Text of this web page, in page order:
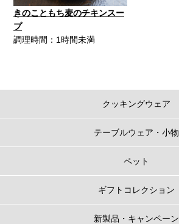
きのこともち麦のチキンスー
プ
調理時間：1時間未満
クッキングウェア
テーブルウェア・小物
ペット
ギフトコレクション
新製品・キャンペーン